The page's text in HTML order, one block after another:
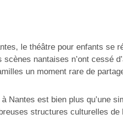
le théâtre pour enfants se
scènes nantaises n’ont
un moment rare de
Nantes est bien plus qu’une
structures culturelles